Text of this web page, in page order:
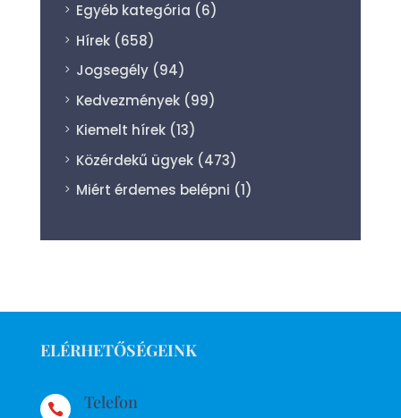
Egyéb kategória (6)
Hírek (658)
Jogsegély (94)
Kedvezmények (99)
Kiemelt hírek (13)
Közérdekű ügyek (473)
Miért érdemes belépni (1)
ELÉRHETŐSÉGEINK
 Telefon